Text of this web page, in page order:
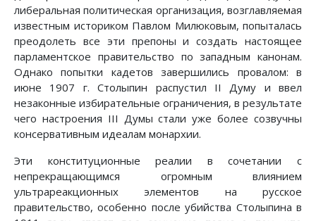
либеральная политическая организация, возглавляемая
известным историком Павлом Милюковым, попыталась
преодолеть все эти препоны и создать настоящее
парламентское правительство по западным канонам.
Однако попытки кадетов завершились провалом: в
июне 1907 г. Столыпин распустил II Думу и ввел
незаконные избирательные ограничения, в результате
чего настроения III Думы стали уже более созвучны
консервативным идеалам монархии.
Эти конституционные реалии в сочетании с
непрекращающимся огромным влиянием
ультрареакционных элементов на русское
правительство, особенно после убийства Столыпина в